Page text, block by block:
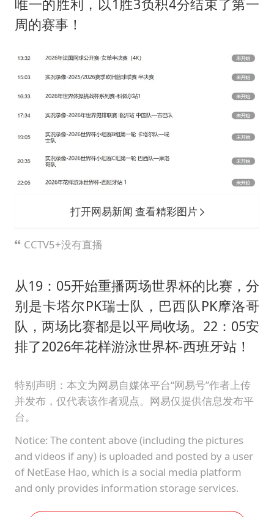
唯一的胜利，以1胜3负积4分结束了第一
周的赛事！
打开网易新闻 查看精彩图片
CCTV5+没有直播
从19：05开始重播两场世界杯的比赛，分
别是卡塔尔PK瑞士队，巴西队PK摩洛哥
队，两场比赛都是以平局收场。22：05安
排了2026年花样游泳世界杯-西班牙站！
特别声明：本文为网易自媒体平台“网易号”作者上传
并发布，仅代表该作者观点。网易仅提供信息发布平
台。
Notice: The content above (including the pictures
and videos if any) is uploaded and posted by a user
of NetEase Hao, which is a social media platform
and only provides information storage services.